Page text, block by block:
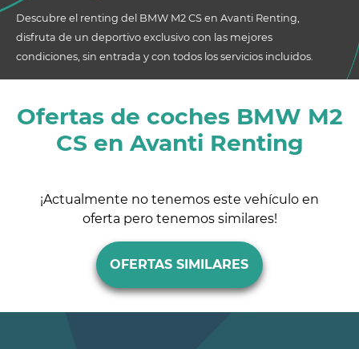
Descubre el renting del BMW M2 CS en Avanti Renting,
disfruta de un deportivo exclusivo con las mejores
condiciones, sin entrada y con todos los servicios incluidos.
Ofertas de coches BMW M2
CS en Avanti Renting
¡Actualmente no tenemos este vehículo en
oferta pero tenemos similares!
OFERTAS SIMILARES